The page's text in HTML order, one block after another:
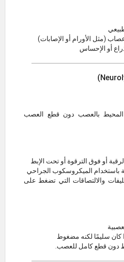
(مثل الأورام أو الإصابات)
أو الإحساس
المحيط بالعصب دون قطع العصب
أو فوق الترقوة أو تحت الإبط
باستخدام الميكروسكوب الجراحي
والالتصاقات التي تضغط على
كان سليمًا لكنه مضغوط
دون قطع كامل للعصب.